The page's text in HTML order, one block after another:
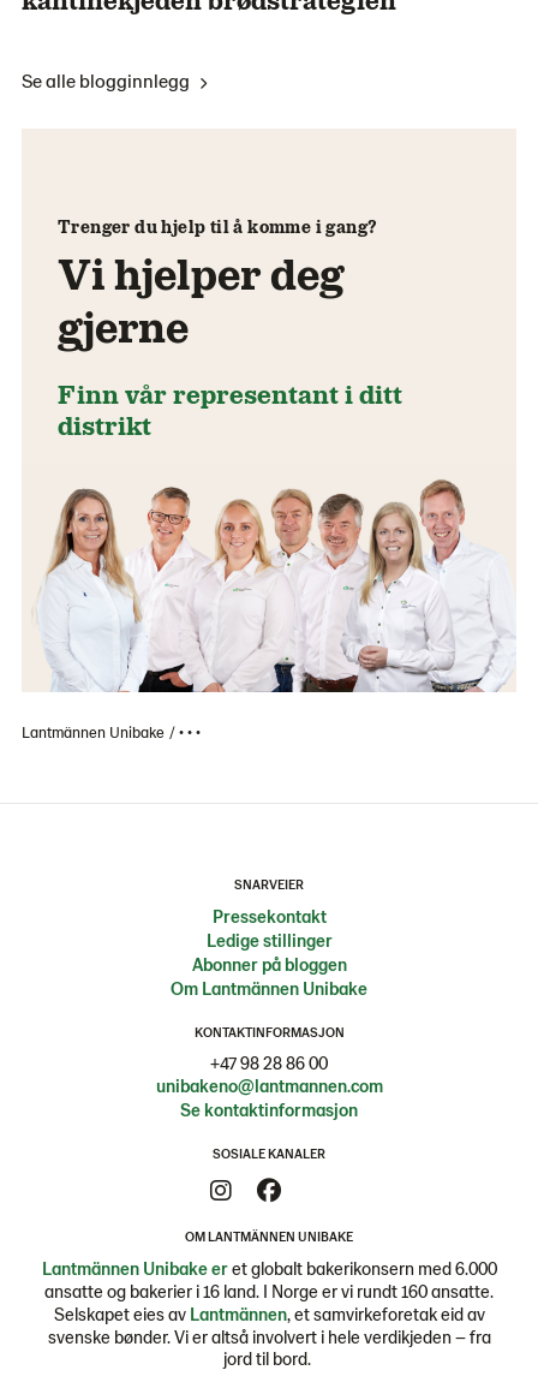
Se alle blogginnlegg
Trenger du hjelp til å komme i gang?
Vi hjelper deg
gjerne
Finn vår representant i ditt
distrikt
Lantmännen Unibake • • •
SNARVEIER
Pressekontakt
Ledige stillinger
Abonner på bloggen
Om Lantmännen Unibake
KONTAKTINFORMASJON
+47 98 28 86 00
unibakeno@lantmannen.com
Se kontaktinformasjon
SOSIALE KANALER
OM LANTMÄNNEN UNIBAKE
Lantmännen Unibake eret globalt bakerikonsern med 6.000
ansatte og bakerier i 16 land. I Norge er vi rundt 160 ansatte.
Selskapet eies av Lantmännen, et samvirkeforetak eid av
svenske bønder. Vi er altså involvert i hele verdikjeden – fra
jord til bord.